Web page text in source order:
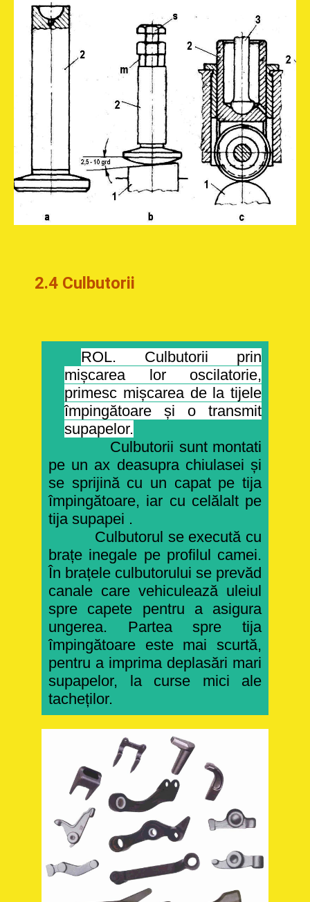
2.4 Culbutorii
ROL. Culbutorii prin
mișcarea lor oscilatorie,
primesc mișcarea de la tijele
împingătoare și o transmit
supapelor.
Culbutorii sunt montati
pe un ax deasupra chiulasei și
se sprijină cu un capat pe tija
împingătoare, iar cu celălalt pe
tija supapei .
Culbutorul se execută cu
brațe inegale pe profilul camei.
În brațele culbutorului se prevăd
canale care vehiculează uleiul
spre capete pentru a asigura
ungerea. Partea spre tija
împingătoare este mai scurtă,
pentru a imprima deplasări mari
supapelor, la curse mici ale
tacheților.